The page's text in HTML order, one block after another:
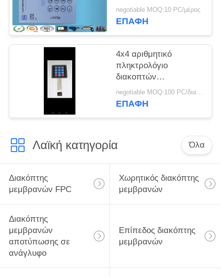
κυκλωμάτων FPC με
τη λεπτή επικάλυψη
negotiable MOQ:10 PC/μέρος
ΕΠΑΦΉ
4x4 αριθμητικό
πληκτρολόγιο
διακοπτών
μεμβρανών,
αριθμητικό
negotiable MOQ:100 PC/διαταγή
ΕΠΑΦΉ
Λαϊκή κατηγορία Όλα
Διακόπτης
μεμβρανών FPC
Χωρητικός διακόπτης
μεμβρανών
Διακόπτης
μεμβρανών
αποτύπωσης σε
ανάγλυφο
Επίπεδος διακόπτης
μεμβρανών